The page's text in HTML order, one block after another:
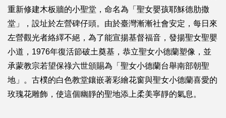
重新修建木板牆的小聖堂，命名為「聖女嬰孩耶穌德肋撒
堂」，設址於左營碑仔頭。由於臺灣漸漸社會安定，每日來
左營觀光者絡繹不絕，為了能宣揚基督福音，發揚聖女聖嬰
小道，1976年復活節破土奠基，恭立聖女小德蘭塑像，並
承蒙教宗若望保祿六世頒賜為「聖女小德蘭台舉南部朝聖
地」。古樸的白色教堂鑲嵌著彩繪花窗與聖女小德蘭喜愛的
玫瑰花雕飾，使這個幽靜的聖地添上柔美寧靜的氣息。